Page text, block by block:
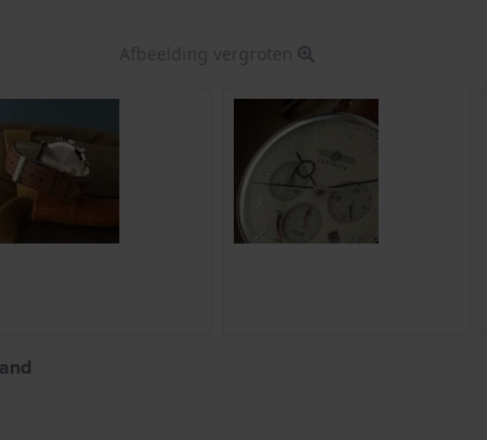
Afbeelding vergroten